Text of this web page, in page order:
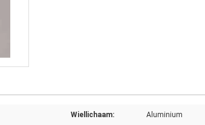
Wiellichaam: Aluminium